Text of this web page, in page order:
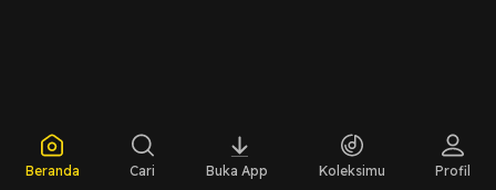
Beranda Cari Buka App Koleksimu Profil